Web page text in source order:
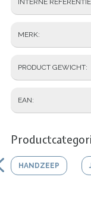
MERK
PRODUCT GEWICHT
EAN
HANDZEEP